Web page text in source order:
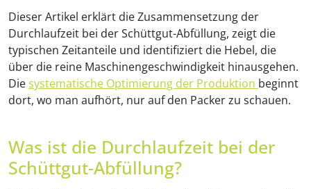
Dieser Artikel erklärt die Zusammensetzung der
Durchlaufzeit bei der Schüttgut-Abfüllung, zeigt die
typischen Zeitanteile und identifiziert die Hebel, die
über die reine Maschinengeschwindigkeit hinausgehen.
Diesystematische Optimierung der Produktion beginnt
dort, wo man aufhört, nur auf den Packer zu schauen.
Was ist die Durchlaufzeit bei der
Schüttgut-Abfüllung?